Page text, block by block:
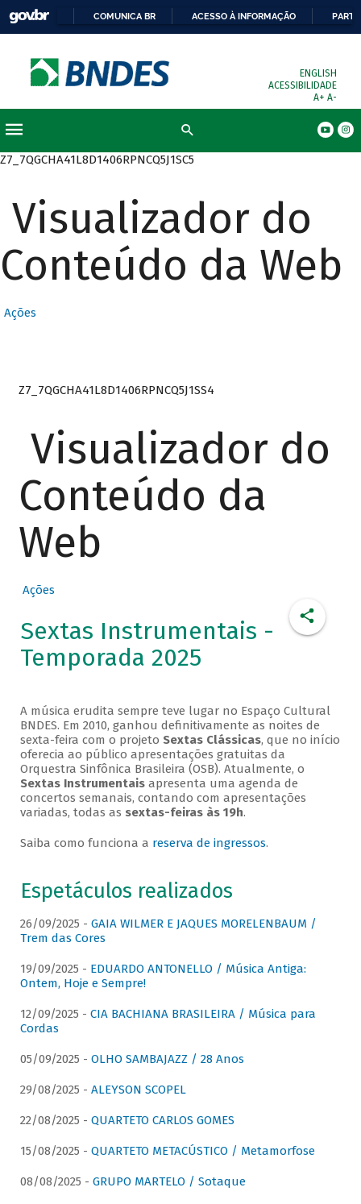
COMUNICA BR ACESSO À INFORMAÇÃO
ENGLISH
ACESSIBILIDADE
A+ A-
Z7_7QGCHA41L8D1406RPNCQ5J1SC5
Visualizador do
Conteúdo da Web
Ações
Z7_7QGCHA41L8D1406RPNCQ5J1SS4
Visualizador do
Conteúdo da
Web
Ações
Sextas Instrumentais -
Temporada 2025
A música erudita sempre teve lugar no Espaço Cultural
BNDES. Em 2010, ganhou definitivamente as noites de
sexta-feira com o projeto Sextas Clássicas, que no início
oferecia ao público apresentações gratuitas da
Orquestra Sinfônica Brasileira (OSB). Atualmente, o
Sextas Instrumentaisapresenta uma agenda de
concertos semanais, contando com apresentações
variadas, todas as sextas-feiras às 19h.
Saiba como funciona a reserva de ingressos.
Espetáculos realizados
26/09/2025 - GAIA WILMER E JAQUES MORELENBAUM /
Trem das Cores
19/09/2025 - EDUARDO ANTONELLO / Música Antiga:
Ontem, Hoje e Sempre!
12/09/2025 - CIA BACHIANA BRASILEIRA / Música para
Cordas
05/09/2025 - OLHO SAMBAJAZZ / 28 Anos
29/08/2025 - ALEYSON SCOPEL
22/08/2025 - QUARTETO CARLOS GOMES
15/08/2025 - QUARTETO METACÚSTICO / Metamorfose
08/08/2025 - GRUPO MARTELO / Sotaque